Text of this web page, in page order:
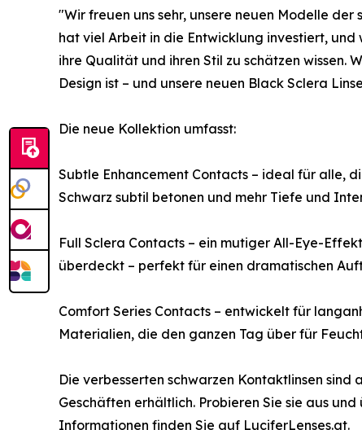
"Wir freuen uns sehr, unsere neuen Modelle der
hat viel Arbeit in die Entwicklung investiert,
ihre Qualität und ihren Stil zu schätzen wissen.
Design ist – und unsere neuen Black Sclera
Die neue Kollektion umfasst:
Subtle Enhancement Contacts – ideal für alle,
Schwarz subtil betonen und mehr Tiefe und
Full Sclera Contacts – ein mutiger All-Eye-
überdeckt – perfekt für einen dramatischen
Comfort Series Contacts – entwickelt für
Materialien, die den ganzen Tag über für
Die verbesserten schwarzen Kontaktlinsen
Geschäften erhältlich. Probieren Sie sie aus
Informationen finden Sie auf LuciferLenses.at.